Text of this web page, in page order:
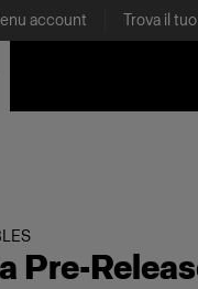
account Trova il
Pre-